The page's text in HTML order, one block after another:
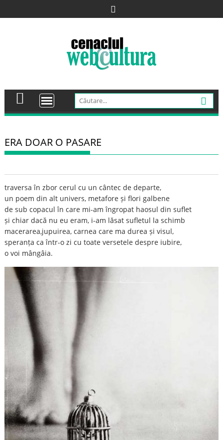
to
ERA DOAR O PASARE
traversa în zbor cerul cu un cântec de departe,
un poem din alt univers, metafore și flori galbene
de sub copacul în care mi-am îngropat haosul din suflet
și chiar dacă nu eu eram, i-am lăsat sufletul la schimb
macerarea,jupuirea, carnea care ma durea și visul,
speranța ca într-o zi cu toate versetele despre iubire,
o voi mângâia.